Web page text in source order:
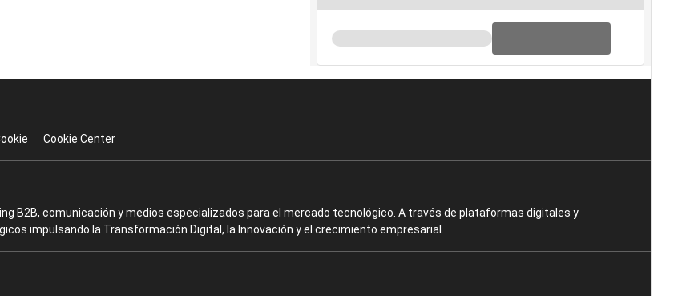
Cookie Center
B2B, comunicación y medios especializados para el mercado tecnológico. A través de plataformas digitales y
impulsando la Transformación Digital, la Innovación y el crecimiento empresarial.